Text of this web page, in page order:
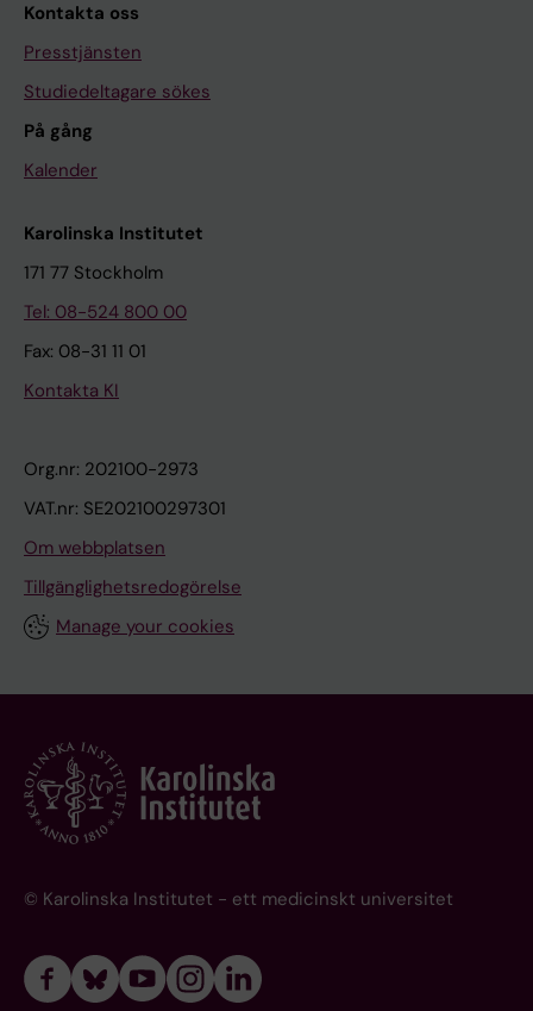
Kontakta oss
Presstjänsten
Studiedeltagare sökes
På gång
Kalender
Karolinska Institutet
171 77 Stockholm
Tel: 08-524 800 00
Fax: 08-31 11 01
Kontakta KI
Org.nr: 202100-2973
VAT.nr: SE202100297301
Om webbplatsen
Tillgänglighetsredogörelse
Manage your cookies
© Karolinska Institutet - ett medicinskt universitet